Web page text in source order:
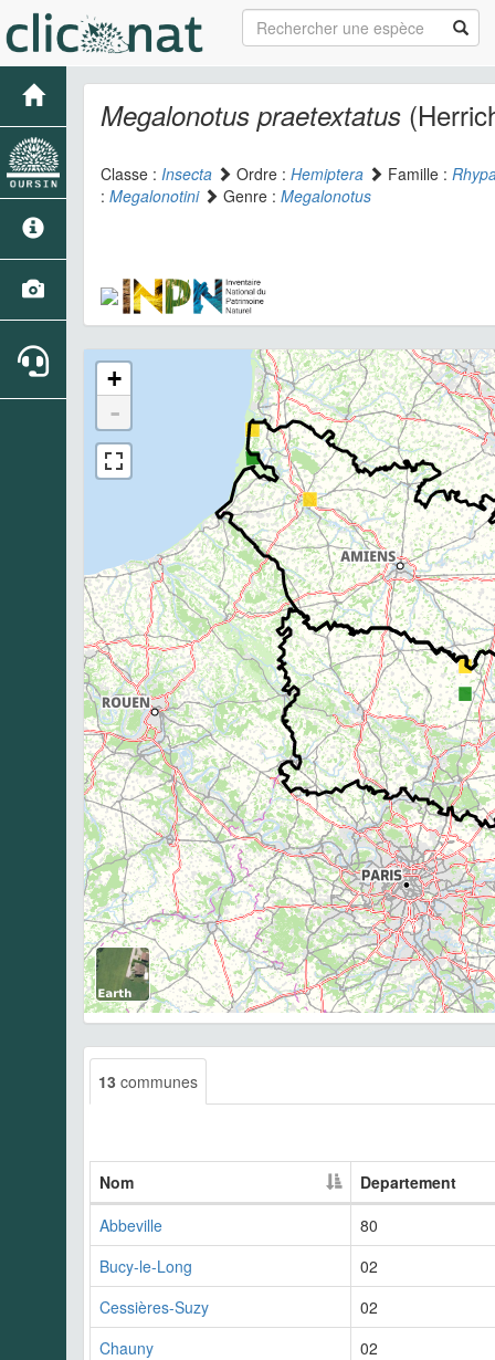
Megalonotus praetextatus
Classe : Insecta Ordre : Hemiptera Famille :
: Megalonotini Genre : Megalonotus
+
-
13 communes
Nom
Departement
Abbeville
80
Bucy-le-Long
02
Cessières-Suzy
02
Chauny
02